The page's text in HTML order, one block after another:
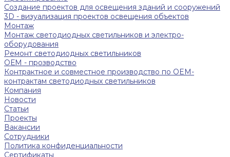
Создание проектов для освещения зданий и сооружений
3D - визуализация проектов освещения объектов
Монтаж
Монтаж светодиодных светильников и электро-
оборудования
Ремонт светодиодных светильников
ОЕМ - прозводство
Контрактное и совместное производство по OEM-
контрактам светодиодных светильников
Компания
Новости
Статьи
Проекты
Вакансии
Сотрудники
Политика конфиденциальности
Сертификаты